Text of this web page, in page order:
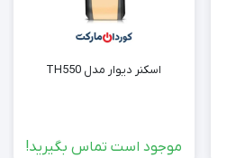
اسکنر دیوار مدل TH550
موجود است تماس بگیرید!